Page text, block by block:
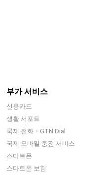
부가 서비스
신용카드
생활 서포트
국제 전화・GTN Dial
국제 모바일 충전 서비스
스마트폰
스마트폰 보험